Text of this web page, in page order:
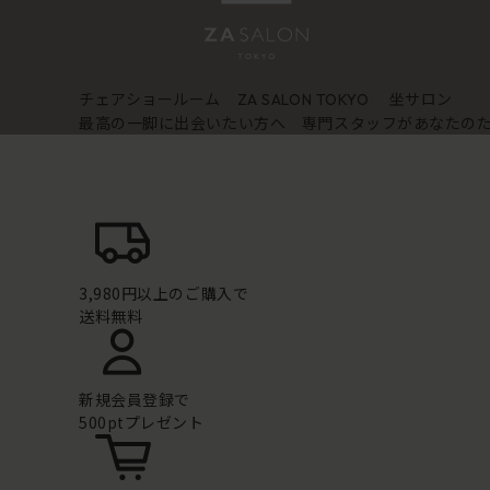
チェアショールーム ZA SALON TOKYO
坐サロン
最高の一脚に出会いたい方へ 専門スタッフがあなたの
3,980円以上のご購入で
送料無料
新規会員登録で
500ptプレゼント